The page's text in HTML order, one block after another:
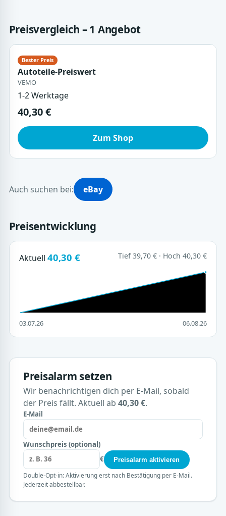
Preisvergleich – 1 Angebot
Autoteile-Preiswert
VEMO
1-2 Werktage
40,30 €
Zum Shop
Auch suchen bei: eBay
Preisentwicklung
Aktuell 40,30 € Tief 39,70 € · Hoch 40,30 €
03.07.26 06.08.26
Preisalarm setzen
Wir benachrichtigen dich per E-Mail, sobald
der Preis fällt. Aktuell ab 40,30 €.
E-Mail
Wunschpreis (optional)
€
Preisalarm aktivieren
Double-Opt-in: Aktivierung erst nach Bestätigung per E-Mail.
Jederzeit abbestellbar.